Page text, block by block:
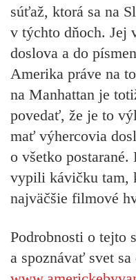
súťaž, ktorá sa na
v týchto dňoch. Jej
doslova a do
Amerika práve na
na Manhattan je
povedať, že je to
mať výhercovia
o všetko
vypili kávičku tam,
najväčšie filmové
Podrobnosti o tejto
a spoznávať svet